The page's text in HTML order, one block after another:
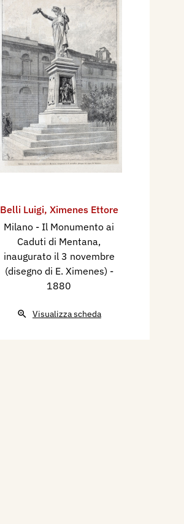
Belli Luigi, Ximenes Ettore
Milano - Il Monumento ai
Caduti di Mentana,
inaugurato il 3 novembre
(disegno di E. Ximenes) -
1880
Visualizza scheda